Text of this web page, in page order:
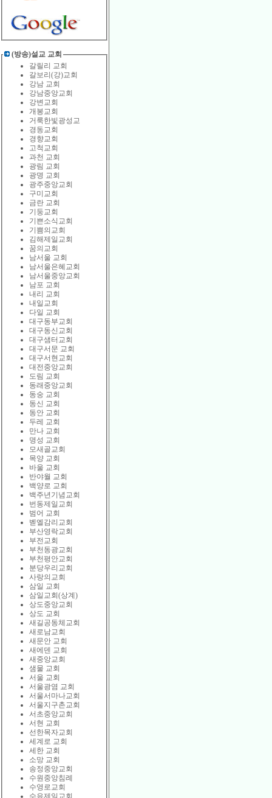
(방송)설교 교회
갈릴리 교회
갈보리(강)교회
강남 교회
강남중앙교회
강변교회
개봉교회
거룩한빛광성교
경동교회
경향교회
고척교회
과천 교회
광림 교회
광명 교회
광주중앙교회
구미교회
금란 교회
기둥교회
기쁜소식교회
기쁨의교회
김해제일교회
꿈의교회
남서울 교회
남서울은혜교회
남서울중앙교회
남포 교회
내리 교회
내일교회
다일 교회
대구동부교회
대구동신교회
대구샘터교회
대구서문 교회
대구서현교회
대전중앙교회
도림 교회
동래중앙교회
동숭 교회
동신 교회
동안 교회
두레 교회
만나 교회
명성 교회
모새골교회
목양 교회
바울 교회
반야월 교회
백양로 교회
백주년기념교회
번동제일교회
범어 교회
벧엘감리교회
부산영락교회
부전교회
부천동광교회
부천평안교회
분당우리교회
사랑의교회
삼일 교회
삼일교회(상계)
상도중앙교회
상도 교회
새길공동체교회
새로남교회
새문안 교회
새에덴 교회
새중앙교회
샘물 교회
서울 교회
서울광염 교회
서울서마나교회
서울지구촌교회
서초중앙교회
서현 교회
선한목자교회
세계로 교회
세한 교회
소망 교회
송정중앙교회
수원중앙침례
수영로교회
수유제일교회